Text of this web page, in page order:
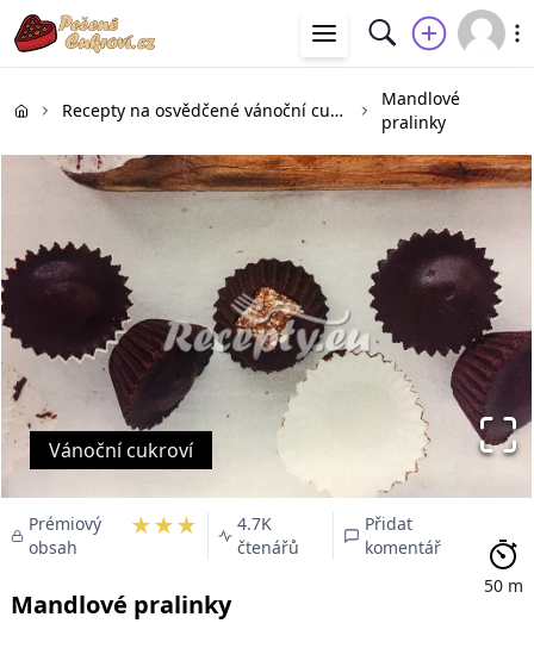
Recepty na osvědčené vánoční cukroví
Mandlové
pralinky
Vánoční cukroví
Prémiový
obsah
★★★
4.7K
čtenářů
Přidat
komentář
Mandlové pralinky
50 m